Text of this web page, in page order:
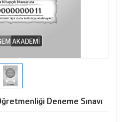
Deneme Sınavı